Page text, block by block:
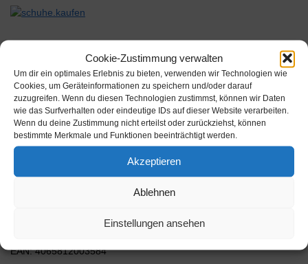
Cookie-Zustimmung verwalten
Um dir ein optimales Erlebnis zu bieten, verwenden wir Technologien wie
Cookies, um Geräteinformationen zu speichern und/oder darauf
zuzugreifen. Wenn du diesen Technologien zustimmst, können wir Daten
wie das Surfverhalten oder eindeutige IDs auf dieser Website verarbeiten.
Wenn du deine Zustimmung nicht erteilst oder zurückziehst, können
bestimmte Merkmale und Funktionen beeinträchtigt werden.
Akzeptieren
Ablehnen
Einstellungen ansehen
Beschreibung
Damen Hoody mit überschnittenen Schultern und einer
gemütlichen Kapuze. Der Kapuzenansatz kreuzt sich vorn.
Weitere Stilpunkte verleihen die weiten…
AAN: UC4525LA.00004
EAN: 4065812003584